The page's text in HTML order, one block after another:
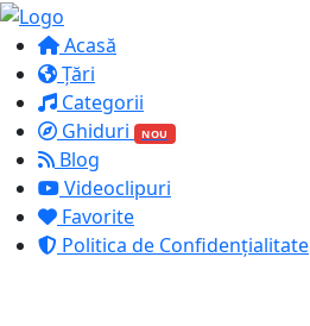
Acasă
Țări
Categorii
Ghiduri
NOU
Blog
Videoclipuri
Favorite
Politica de Confidențialitate